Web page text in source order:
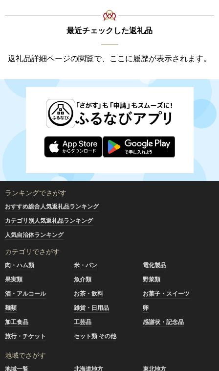
最近チェックした返礼品
返礼品詳細ページの閲覧で、ここに履歴が表示されます。
ランキングでさがす
おすすめ総合人気返礼品ランキング
カテゴリ別人気返礼品ランキング
人気自治体ランキング
カテゴリでさがす
肉・ハム類 米・パン
電化製品
果実類
魚介類
野菜類
酒・アルコール
お茶・飲料
お菓子・スイーツ
麺類
雑貨・日用品
卵
加工食品
工芸品
感謝状・記念品
旅行・チケット
セット類 その他
地域でさがす
地域一覧 北海道地方
東北地方